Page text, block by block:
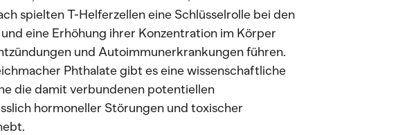
spielten T-Helferzellen eine Schlüsselrolle bei den
eine Erhöhung ihrer Konzentration im Körper
und Autoimmunerkrankungen führen.
Phthalate gibt es eine wissenschaftliche
die damit verbundenen potentiellen
hormoneller Störungen und toxischer